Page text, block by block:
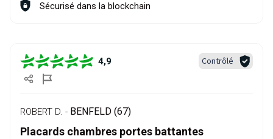
Sécurisé dans la blockchain
4,9 Contrôlé
ROBERT D. - BENFELD (67)
Placards chambres portes battantes